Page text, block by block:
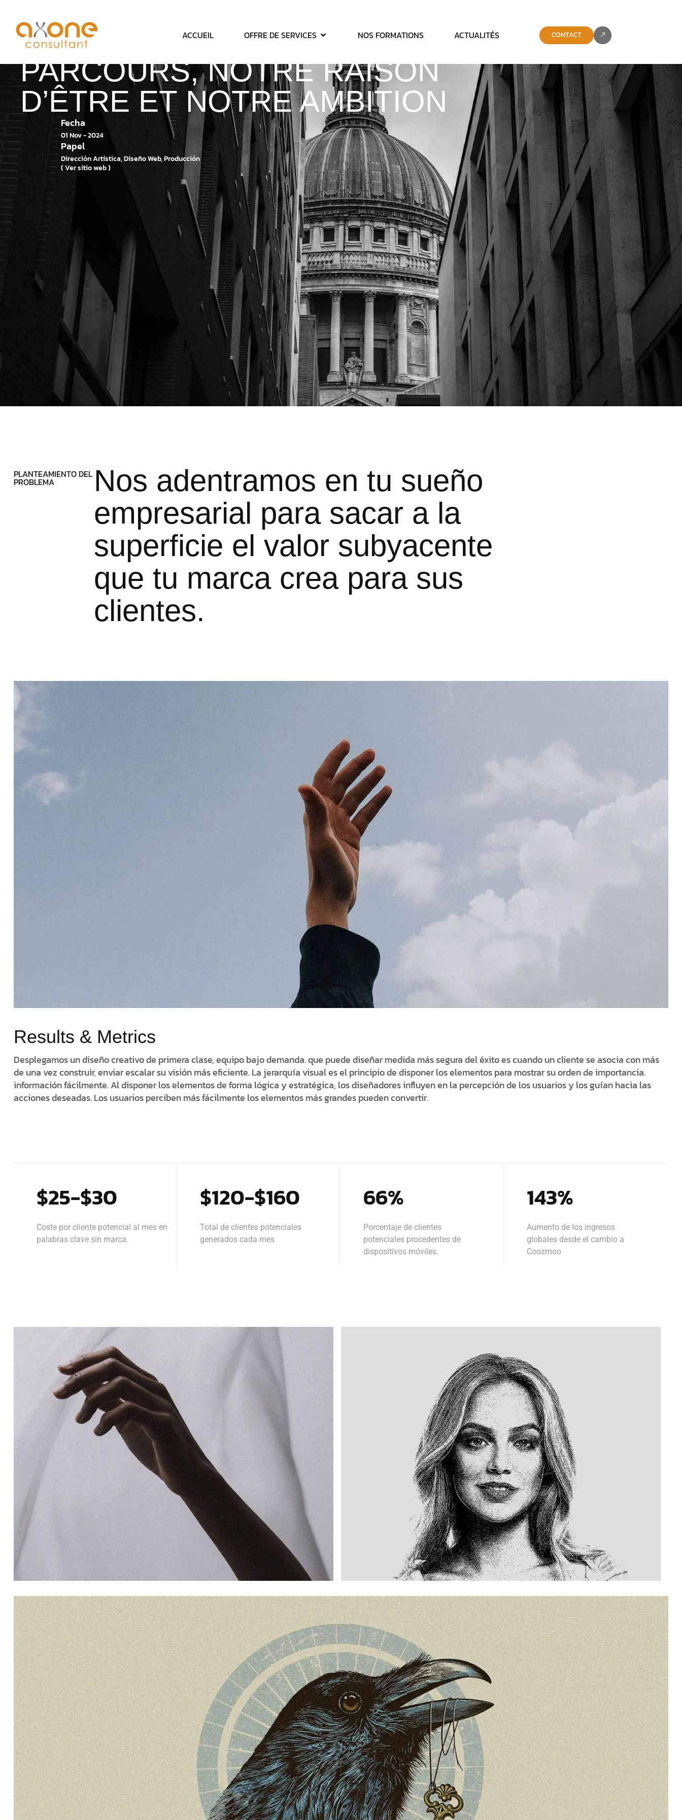
ACCUEIL OFFRE DE SERVICES NOS FORMATIONS ACTUALITÉS CONTACT
AXONE CONSULTANT : MON
PARCOURS,NOTRE RAISON
D’ÊTRE ET NOTRE AMBITION
Fecha
01 Nov - 2024
Papel
Dirección Artística, Diseño Web, Producción
( Ver sitio web )
PLANTEAMIENTO DEL
PROBLEMA
Nos adentramos en tu sueño
empresarial para sacar a la
superficie el valor subyacente
que tu marca crea para sus
clientes.
Results & Metrics
Desplegamos un diseño creativo de primera clase, equipo bajo demanda. que puede diseñar medida más segura del éxito es cuando un cliente se asocia con más
de una vez construir, enviar escalar su visión más eficiente. La jerarquía visual es el principio de disponer los elementos para mostrar su orden de importancia.
información fácilmente. Al disponer los elementos de forma lógica y estratégica, los diseñadores influyen en la percepción de los usuarios y los guían hacia las
acciones deseadas. Los usuarios perciben más fácilmente los elementos más grandes pueden convertir.
$25-$30
Coste por cliente potencial al mes en
palabras clave sin marca.
$120-$160
Total de clientes potenciales
generados cada mes
66%
Porcentaje de clientes
potenciales procedentes de
dispositivos móviles.
143%
Aumento de los ingresos
globales desde el cambio a
Coozmoo